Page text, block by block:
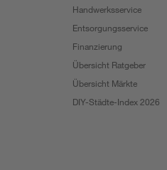
Handwerksservice
Entsorgungsservice
Finanzierung
Übersicht Ratgeber
Übersicht Märkte
DIY-Städte-Index 2026